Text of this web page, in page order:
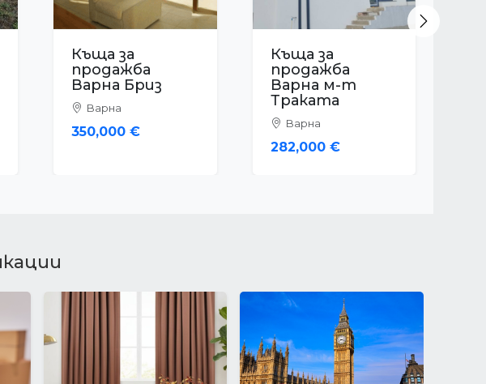
Къща за
продажба
Варна Виница
Варна
465,000 €
Къща за
продажба
Варна м-т
Евксиноград
Варна
329,000 €
Next